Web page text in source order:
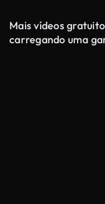
Mais vídeos
carregando uma